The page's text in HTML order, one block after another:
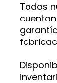
Todos